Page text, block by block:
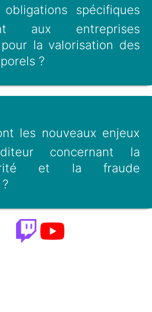
spécifiques
aux entreprises
la valorisation des
?
les nouveaux enjeux
concernant la
et la fraude